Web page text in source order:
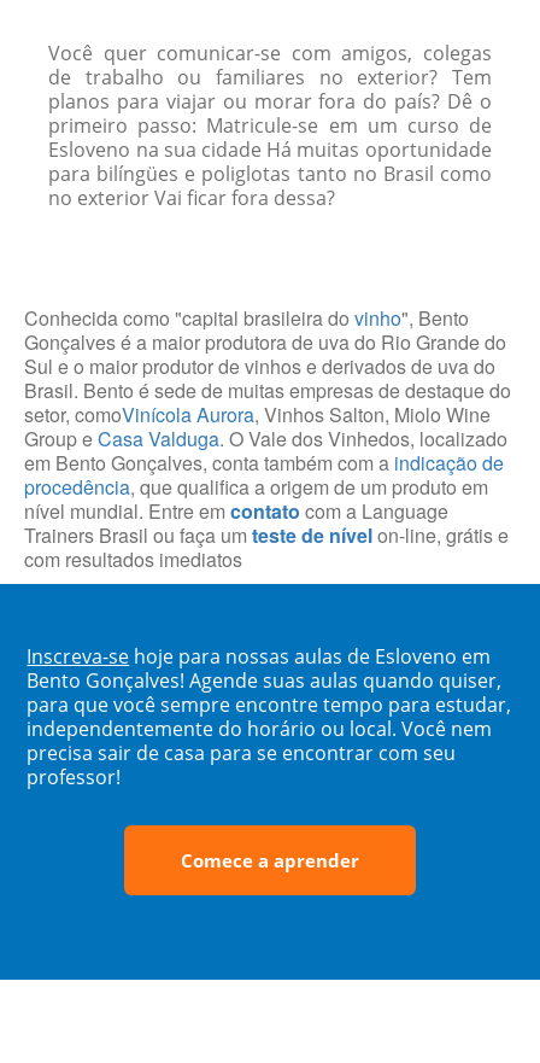
Você quer comunicar-se com amigos, colegas
de trabalho ou familiares no exterior? Tem
planos para viajar ou morar fora do país? Dê o
primeiro passo: Matricule-se em um curso de
Esloveno na sua cidade Há muitas oportunidade
para bilíngües e poliglotas tanto no Brasil como
no exterior Vai ficar fora dessa?
Conhecida como "capital brasileira do vinho", Bento
Gonçalves é a maior produtora de uva do Rio Grande do
Sul e o maior produtor de vinhos e derivados de uva do
Brasil. Bento é sede de muitas empresas de destaque do
setor, comoVinícola Aurora, Vinhos Salton, Miolo Wine
Group eCasa Valduga. O Vale dos Vinhedos, localizado
em Bento Gonçalves, conta também com a indicação de
procedência, que qualifica a origem de um produto em
nível mundial. Entre em contato com a Language
Trainers Brasil ou faça um teste de nívelon-line, grátis e
com resultados imediatos
Inscreva-se hoje para nossas aulas de Esloveno em
Bento Gonçalves! Agende suas aulas quando quiser,
para que você sempre encontre tempo para estudar,
independentemente do horário ou local. Você nem
precisa sair de casa para se encontrar com seu
professor!
Comece a aprender